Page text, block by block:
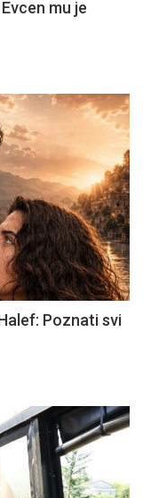
mu je
Poznati svi